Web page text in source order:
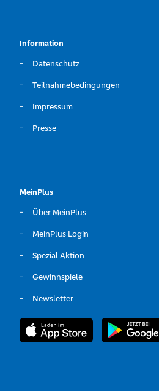
Information
Datenschutz
Teilnahmebedingungen
Impressum
Presse
MeinPlus
Über MeinPlus
MeinPlus Login
Spezial Aktion
Gewinnspiele
Newsletter